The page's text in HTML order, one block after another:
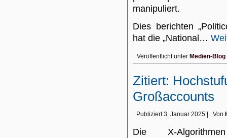
manipuliert.
Dies berichten
hat die „National…
Veröffentlicht unter Medien-Blog
Zitiert:
Großaccounts
Publiziert 3. Januar 2025 Von
Die X-